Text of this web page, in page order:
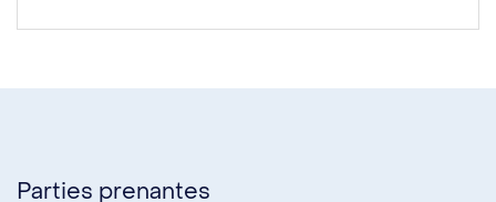
Parties prenantes